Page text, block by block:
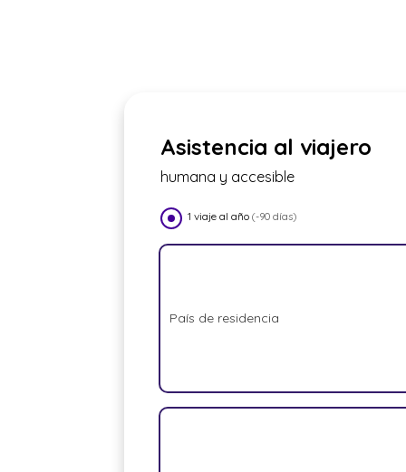
Asistencia al viajero
humana y accesible
1 viaje al año (-90 días)
País de residencia